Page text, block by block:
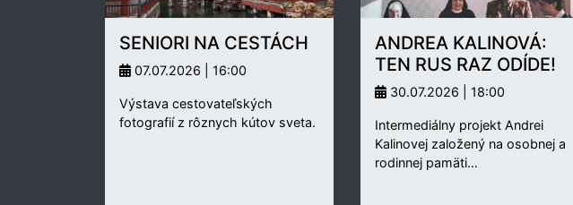
SENIORI NA CESTÁCH
07.07.2026 | 16:00
Výstava cestovateľských
fotografií z rôznych kútov sveta.
ANDREA KALINOVÁ:
TEN RUS RAZ ODÍDE!
30.07.2026 | 18:00
Intermediálny projekt Andrei
Kalinovej založený na osobnej a
rodinnej pamäti…